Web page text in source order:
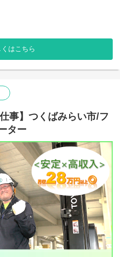
ん◎お気軽にお問合せください！
を考える社風！
さんの勤務地がありますが、人間
務地へ移動するのもOK！
意いたします！
件は
ありました。
ているスタッフ第一という意識が
ーー
ませんか？あなたらしさを出して
アコン完備）で快適！
能！ 熱中症対策・水分補給もバッ
品管理も安心。
があります。
マンビジネスパーク イーストゲー
駐車場完備）
ン中央駅」 〜 現地 を結ぶ直行送
適に通えます！
合）
日 ￥10,075×21日＝
お願いします。電話対応、伝票
難しい業務はありません。
活躍中！
◎
て就業いただいており、わからな
がいを持って働いていただけま
キルによりキャリアアップも準備
はこちら
事】つくばみらい市/フ
ター